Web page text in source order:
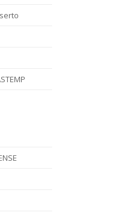
Técnica